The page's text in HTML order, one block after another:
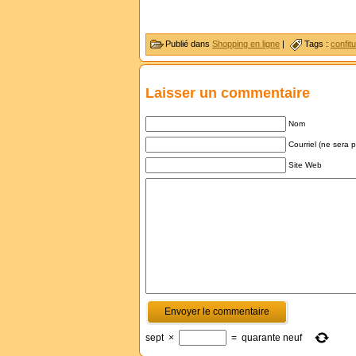
Publié dans Shopping en ligne | Tags :
Laisser un commentaire
Nom
Courriel (ne sera
Site Web
sept × = quarante neuf